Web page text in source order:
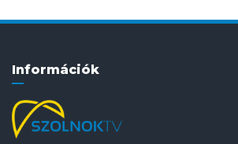
Információk